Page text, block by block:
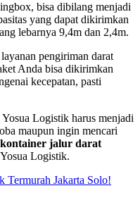
bisa dibilang menjadi
yang dapat dikirimkan
lebarnya 9,4m dan 2,4m.
pengiriman darat
Anda bisa dikirimkan
kecepatan, pasti
Logistik harus menjadi
maupun ingin mencari
jalur darat
Logistik.
Termurah Jakarta Solo!